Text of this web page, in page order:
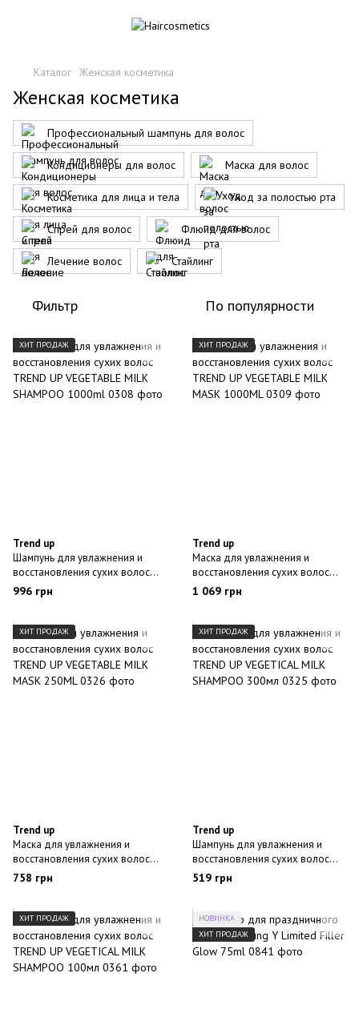
Каталог Женская косметика
Женская косметика
Профессиональный шампунь для волос
Кондиционеры для волос Маска для волос
Косметика для лица и тела Уход за полостью рта
Спрей для волос Флюид для волос
Лечение волос Стайлинг
Фильтр По популярности
ХИТ ПРОДАЖ
Trend up
Шампунь для увлажнения и
восстановления сухих волос
TREND UP VEGETABLE MILK
SHAMPOO 1000ml
996 грн
ХИТ ПРОДАЖ
Trend up
Маска для увлажнения и
восстановления сухих волос
TREND UP VEGETABLE MILK
MASK 1000ML
1 069 грн
ХИТ ПРОДАЖ
Trend up
Маска для увлажнения и
восстановления сухих волос
TREND UP VEGETABLE MILK
MASK 250ML
758 грн
ХИТ ПРОДАЖ
Trend up
Шампунь для увлажнения и
восстановления сухих волос
TREND UP VEGETICAL MILK
SHAMPOO 300мл
519 грн
ХИТ ПРОДАЖ
НОВИНКА
ХИТ ПРОДАЖ